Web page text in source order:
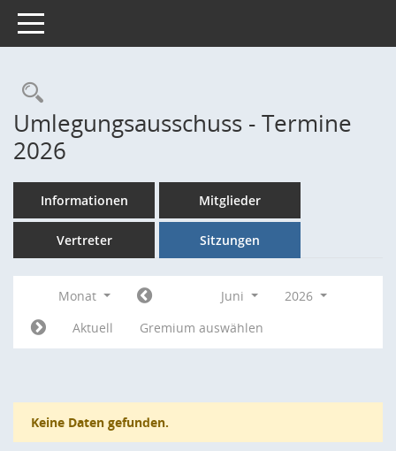
Toggle navigation
Rechercheauswahl
Umlegungsausschuss - Termine
2026
Informationen Mitglieder
Vertreter Sitzungen
Monat Juni
2026
Aktuell
Gremium auswählen
Keine Daten gefunden.